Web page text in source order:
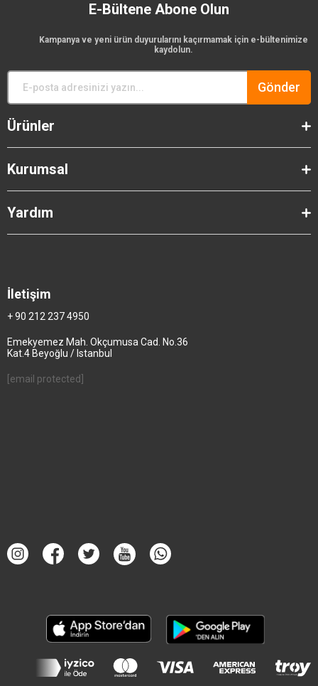
E-Bültene Abone Olun
Kampanya ve yeni ürün duyurularını kaçırmamak için e-bültenimize
kaydolun.
Gönder
Ürünler
Kurumsal
Yardım
İletişim
+ 90 212 237 4950
Emekyemez Mah. Okçumusa Cad. No.36
Kat.4 Beyoğlu / Istanbul
[email protected]